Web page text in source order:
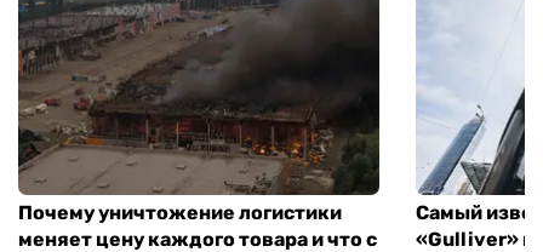
Почему уничтожение логистики
меняет цену каждого товара и что с
Самый
«Gulliver»